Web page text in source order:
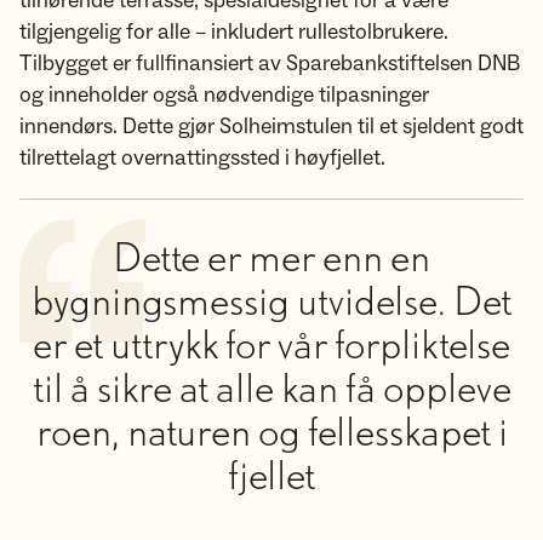
tilgjengelig for alle – inkludert rullestolbrukere.
Tilbygget er fullfinansiert av Sparebankstiftelsen DNB
og inneholder også nødvendige tilpasninger
innendørs. Dette gjør Solheimstulen til et sjeldent godt
tilrettelagt overnattingssted i høyfjellet.
Dette er mer enn en
bygningsmessig utvidelse. Det
er et uttrykk for vår forpliktelse
til å sikre at alle kan få oppleve
roen, naturen og fellesskapet i
fjellet